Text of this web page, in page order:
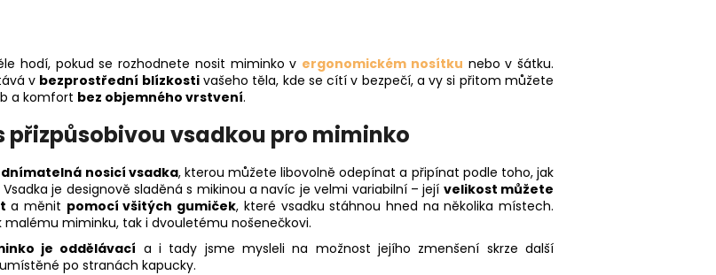
hodí, pokud se rozhodnete nosit miminko v ergonomickém nosítku nebo v šátku.
v bezprostřední blízkostivašeho těla, kde se cítí v bezpečí, a vy si přitom můžete
a komfort bez objemného vrstvení.
přizpůsobivou vsadkou pro miminko
nosicí vsadka, kterou můžete libovolně odepínat a připínat podle toho, jak
je designově sladěná s mikinou a navíc je velmi variabilní – její velikost můžete
a měnit pomocí všitých gumiček, které vsadku stáhnou hned na několika místech.
malému miminku, tak i dvouletému nošenečkovi.
je oddělávací a i tady jsme mysleli na možnost jejího zmenšení skrze další
po stranách kapucky.